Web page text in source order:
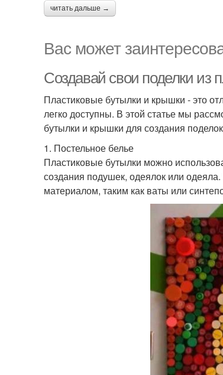
читать дальше →
Вас может
Создавай свои поделки из
Пластиковые бутылки и крышки - это
легко доступны. В этой статье мы
бутылки и крышки для создания
1. Постельное белье
Пластиковые бутылки можно
создания подушек, одеялок или
материалом, таким как ваты или